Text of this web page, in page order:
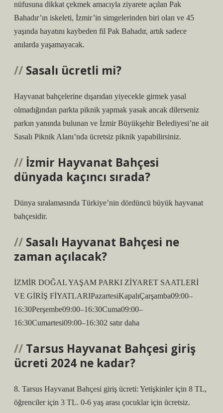
nüfusuna dikkat çekmek amacıyla ziyarete açılan Pak
Bahadır’ın iskeleti, İzmir’in simgelerinden biri olan ve 45
yaşında hayatını kaybeden fil Pak Bahadır, artık sadece
anılarda yaşamayacak.
Sasalı ücretli mi?
Hayvanat bahçelerine dışarıdan yiyecekle girmek yasal
olmadığından parkta piknik yapmak yasak ancak dilerseniz
parkın yanında bulunan ve İzmir Büyükşehir Belediyesi’ne ait
Sasalı Piknik Alanı’nda ücretsiz piknik yapabilirsiniz.
İzmir Hayvanat Bahçesi
dünyada kaçıncı sırada?
Dünya sıralamasında Türkiye’nin dördüncü büyük hayvanat
bahçesidir.
Sasalı Hayvanat Bahçesi ne
zaman açılacak?
İZMİR DOĞAL YAŞAM PARKI ZİYARET SAATLERİ
VE GİRİŞ FİYATLARIPazartesiKapalıÇarşamba09:00–
16:30Perşembe09:00–16:30Cuma09:00–
16:30Cumartesi09:00–16:302 satır daha
Tarsus Hayvanat Bahçesi giriş
ücreti 2024 ne kadar?
8. Tarsus Hayvanat Bahçesi giriş ücreti: Yetişkinler için 8 TL,
öğrenciler için 3 TL. 0-6 yaş arası çocuklar için ücretsiz.